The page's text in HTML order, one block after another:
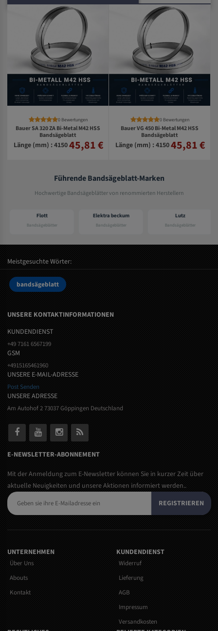
0 Bewertungen
Bauer SA 320 ZA Bi-Metal M42 HSS
Bandsägeblatt
Länge (mm) : 415045,81 €
0 Bewertungen
Bauer VG 450 Bi-Metal M42 HSS
Bandsägeblatt
Länge (mm) : 415045,81 €
Führende Bandsägeblatt-Marken
Hochwertige Bandsägeblätter von renommierten Herstellern
Flott
Bandsägeblätter
Elektra beckum
Bandsägeblätter
Lutz
Bandsägeblätter
Meistgesuchte Wörter:
bandsägeblatt
UNSERE KONTAKTINFORMATIONEN
KUNDENDIENST
+49 7161 6567199
GSM
+4915165461960
UNSERE E-MAIL-ADRESSE
Post Senden
UNSERE ADRESSE
Am Autohof 2 73037 Göppingen Deutschland
E-NEWSLETTER-ABONNEMENT
Mit der Anmeldung zum E-Newsletter können Sie in kurzer Zeit über
aktuelle Neuigkeiten und unsere Aktionen informiert werden..
REGISTRIEREN
UNTERNEHMEN
Über Uns
Abouts
Kontakt
KUNDENDIENST
Widerruf
Lieferung
AGB
Impressum
Versandkosten